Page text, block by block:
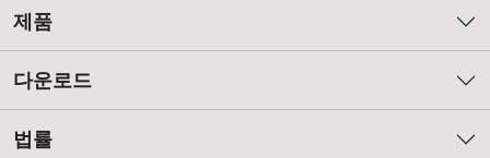
제품
다운로드
법률